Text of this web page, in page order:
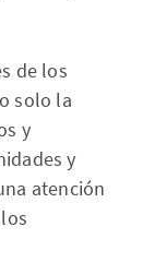
de los
solo la
y
y
atención